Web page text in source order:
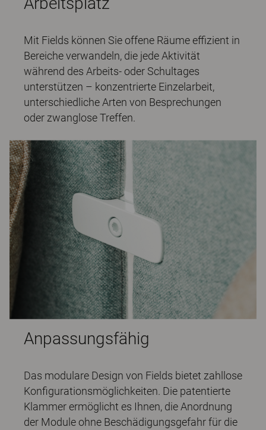
Mit Fields können Sie offene Räume effizient in
Bereiche verwandeln, die jede Aktivität
während des Arbeits- oder Schultages
unterstützen – konzentrierte Einzelarbeit,
unterschiedliche Arten von Besprechungen
oder zwanglose Treffen.
Anpassungsfähig
Das modulare Design von Fields bietet zahllose
Konfigurationsmöglichkeiten. Die patentierte
Klammer ermöglicht es Ihnen, die Anordnung
der Module ohne Beschädigungsgefahr für die